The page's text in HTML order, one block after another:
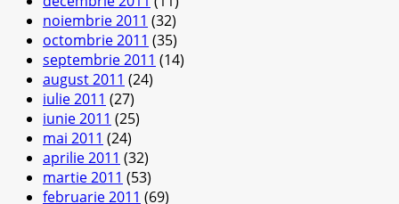
noiembrie 2011 (32)
octombrie 2011 (35)
septembrie 2011 (14)
august 2011 (24)
iulie 2011 (27)
iunie 2011 (25)
mai 2011 (24)
aprilie 2011 (32)
martie 2011 (53)
februarie 2011 (69)